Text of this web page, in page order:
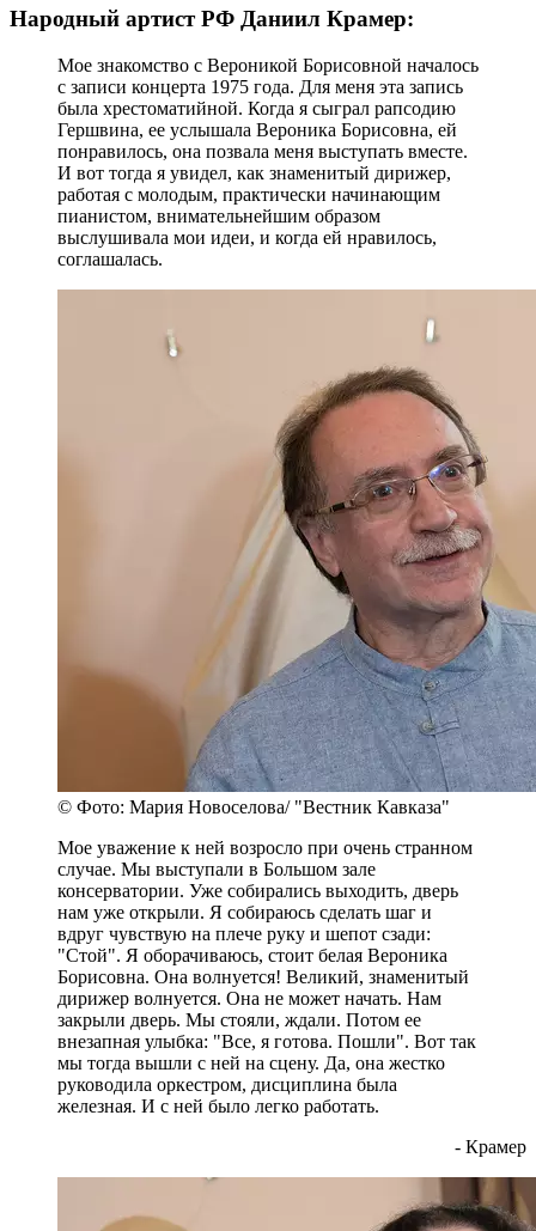
Народный артист РФ Даниил Крамер:
Мое знакомство с Вероникой Борисовной началось
с записи концерта 1975 года. Для меня эта запись
была хрестоматийной. Когда я сыграл рапсодию
Гершвина, ее услышала Вероника Борисовна, ей
понравилось, она позвала меня выступать вместе.
И вот тогда я увидел, как знаменитый дирижер,
работая с молодым, практически начинающим
пианистом, внимательнейшим образом
выслушивала мои идеи, и когда ей нравилось,
соглашалась.
© Фото: Мария Новоселова/ "Вестник Кавказа"
Мое уважение к ней возросло при очень странном
случае. Мы выступали в Большом зале
консерватории. Уже собирались выходить, дверь
нам уже открыли. Я собираюсь сделать шаг и
вдруг чувствую на плече руку и шепот сзади:
"Стой". Я оборачиваюсь, стоит белая Вероника
Борисовна. Она волнуется! Великий, знаменитый
дирижер волнуется. Она не может начать. Нам
закрыли дверь. Мы стояли, ждали. Потом ее
внезапная улыбка: "Все, я готова. Пошли". Вот так
мы тогда вышли с ней на сцену. Да, она жестко
руководила оркестром, дисциплина была
железная. И с ней было легко работать.
- Крамер